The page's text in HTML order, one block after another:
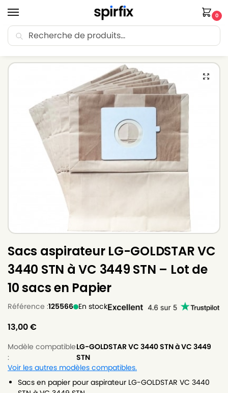
0
🚚 Livraison Point Relais offerte dès 30€ d’achat.
Sacs aspirateur LG-GOLDSTAR VC
3440 STN à VC 3449 STN – Lot de
10 sacs en Papier
Référence :125566 En stock
13,00€
Modèle compatible
:
LG-GOLDSTAR VC 3440 STN à VC 3449
STN
Voir les autres modèles compatibles.
Sacs en papier pour aspirateur LG-GOLDSTAR VC 3440